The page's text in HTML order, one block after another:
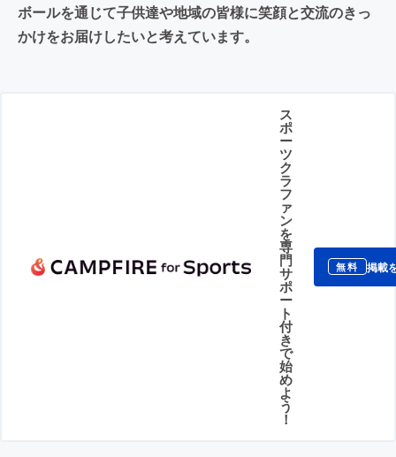
ボールを通じて子供達や地域の皆様に笑顔と交流のきっ
かけをお届けしたいと考えています。
ス
ポ
ー
ツ
ク
ラ
フ
ァ
ン
を
専
門
サ
ポ
ー
ト
付
き
で
始
め
よ
う
！
無料 掲載